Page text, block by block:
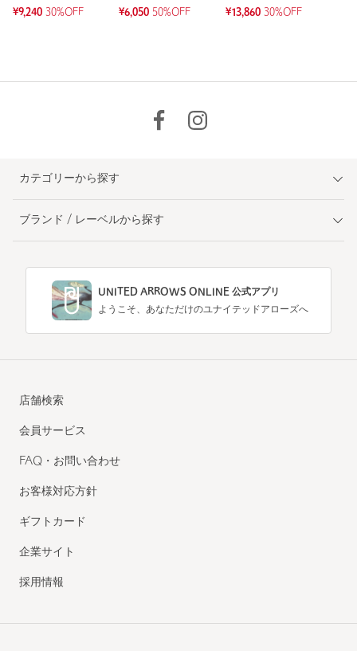
¥9,240 30%OFF
¥6,050 50%OFF
¥13,860 30%OFF
カテゴリーから探す
ブランド / レーベルから探す
UNITED ARROWS ONLINE 公式アプリ
ようこそ、あなただけのユナイテッドアローズへ
店舗検索
会員サービス
FAQ・お問い合わせ
お客様対応方針
ギフトカード
企業サイト
採用情報